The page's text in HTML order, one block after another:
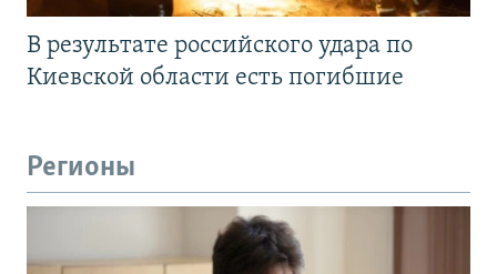
В результате российского удара по
Киевской области есть погибшие
Регионы